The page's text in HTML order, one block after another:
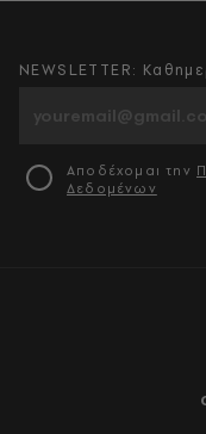
NEWSLETTER:
Αποδέχομαι την
Δεδομένων